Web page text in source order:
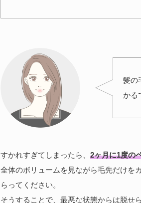
髪の
かる
すかれすぎてしまったら、 2ヶ月に1度の
全体のボリュームを見ながら毛先だけを
らってください。
そうすることで、最悪な状態からは脱せ